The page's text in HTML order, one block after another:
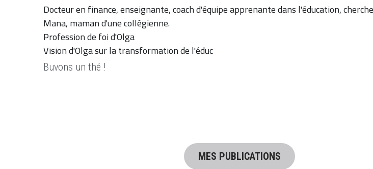
Docteur en finance, enseignante, coach d'équipe apprenante dans l'éducation,
Mana, maman d'une collégienne.
Profession de foi d'Olga
Vision d'Olga sur la transformation de l'éduc
Buvons un thé !
MES PUBLICATIONS